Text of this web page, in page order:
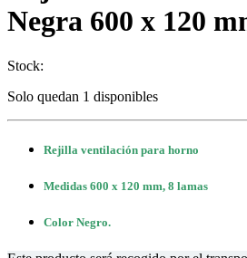
Negra 600 x 120
Stock:
Solo quedan 1 disponibles
Rejilla ventilación para horno
Medidas 600 x 120 mm, 8 lamas
Color Negro.